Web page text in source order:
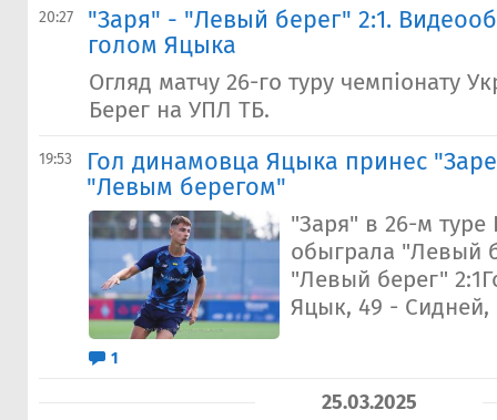
20:27
"Заря" - "Левый берег" 2:1.
голом Яцыка
Огляд матчу 26-го туру чемпіонату
Берег на УПЛ ТБ.
19:53
Гол динамовца Яцыка принес
"Левым берегом"
"Заря" в 26-м
обыграла "Левый
"Левый берег"
Яцык, 49 - Сидней,
1
25.03.2025